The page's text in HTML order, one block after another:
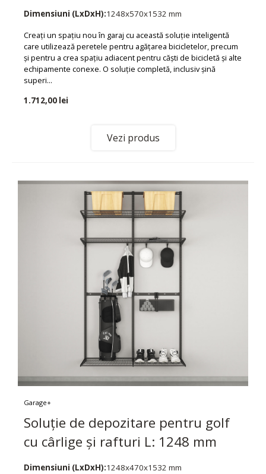
Dimensiuni (LxDxH):1248x570x1532 mm
Creați un spațiu nou în garaj cu această soluție inteligentă
care utilizează peretele pentru agățarea bicicletelor, precum
și pentru a crea spațiu adiacent pentru căști de bicicletă și alte
echipamente conexe. O soluție completă, inclusiv șină
superi...
1.712,00 lei
Vezi produs
Garage+
Soluție de depozitare pentru golf
cu cârlige și rafturi L: 1248 mm
Dimensiuni (LxDxH):1248x470x1532 mm